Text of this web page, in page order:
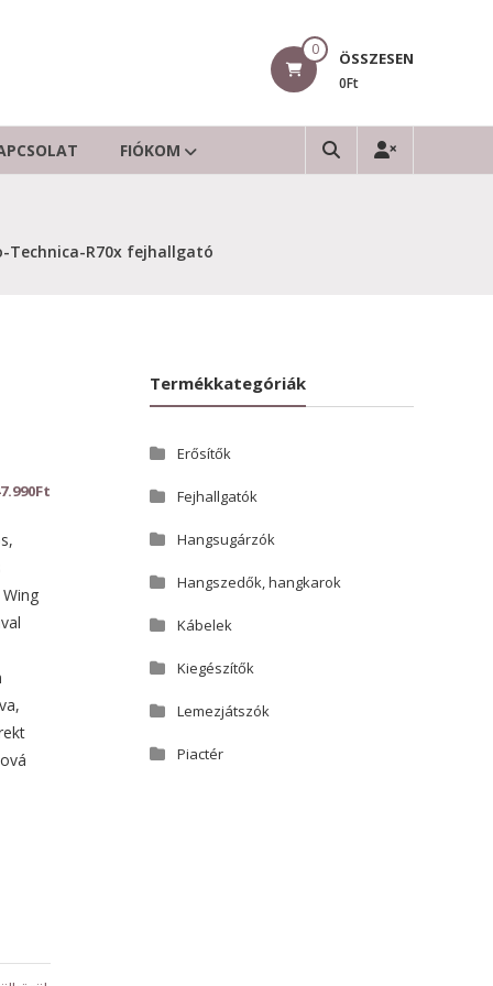
0 ÖSSZESEN
0Ft
FIÓKOM
Technica-R70x fejhallgató
Ft
Termékkategóriák
Erősítők
Fejhallgatók
Hangsugárzók
Hangszedők, hangkarok
Kábelek
Kiegészítők
Lemezjátszók
Piactér